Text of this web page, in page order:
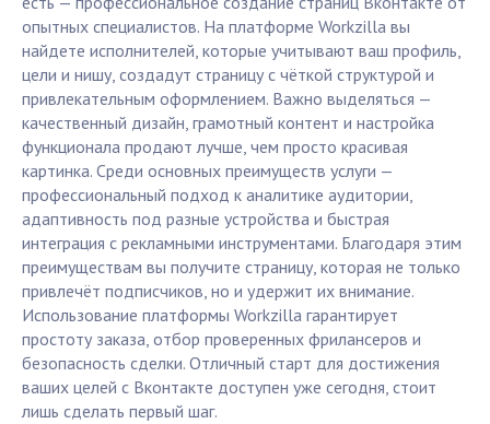
опытных специалистов. На платформе Workzilla вы
найдете исполнителей, которые учитывают ваш профиль,
цели и нишу, создадут страницу с чёткой структурой и
привлекательным оформлением. Важно выделяться —
качественный дизайн, грамотный контент и настройка
функционала продают лучше, чем просто красивая
картинка. Среди основных преимуществ услуги —
профессиональный подход к аналитике аудитории,
адаптивность под разные устройства и быстрая
интеграция с рекламными инструментами. Благодаря этим
преимуществам вы получите страницу, которая не только
привлечёт подписчиков, но и удержит их внимание.
Использование платформы Workzilla гарантирует
простоту заказа, отбор проверенных фрилансеров и
безопасность сделки. Отличный старт для достижения
ваших целей с Вконтакте доступен уже сегодня, стоит
лишь сделать первый шаг.